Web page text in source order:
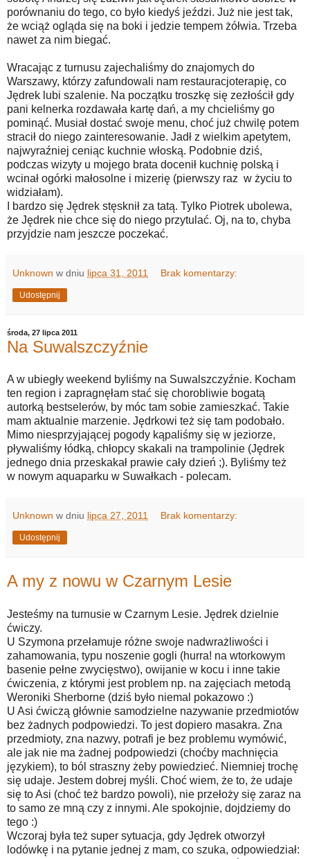
porównaniu do tego, co było kiedyś jeździ. Już nie jest tak,
że wciąż ogląda się na boki i jedzie tempem żółwia. Trzeba
nawet za nim biegać.
Wracając z turnusu zajechaliśmy do znajomych do
Warszawy, którzy zafundowali nam restauracjoterapię, co
Jędrek lubi szalenie. Na początku troszkę się zezłościł gdy
pani kelnerka rozdawała kartę dań, a my chcieliśmy go
pominąć. Musiał dostać swoje menu, choć już chwilę potem
stracił do niego zainteresowanie. Jadł z wielkim apetytem,
najwyraźniej ceniąc kuchnie włoską. Podobnie dziś,
podczas wizyty u mojego brata docenił kuchnię polską i
wcinał ogórki małosolne i mizerię (pierwszy raz w życiu to
widziałam).
I bardzo się Jędrek stęsknił za tatą. Tylko Piotrek ubolewa,
że Jędrek nie chce się do niego przytulać. Oj, na to, chyba
przyjdzie nam jeszcze poczekać.
Unknown w dniu lipca 31, 2011 Brak komentarzy:
Udostępnij
środa, 27 lipca 2011
Na Suwalszczyźnie
A w ubiegły weekend byliśmy na Suwalszczyźnie. Kocham
ten region i zapragnęłam stać się chorobliwie bogatą
autorką bestselerów, by móc tam sobie zamieszkać. Takie
mam aktualnie marzenie. Jędrkowi też się tam podobało.
Mimo niesprzyjającej pogody kąpaliśmy się w jeziorze,
pływaliśmy łódką, chłopcy skakali na trampolinie (Jędrek
jednego dnia przeskakał prawie cały dzień ;). Byliśmy też
w nowym aquaparku w Suwałkach - polecam.
Unknown w dniu lipca 27, 2011 Brak komentarzy:
Udostępnij
A my z nowu w Czarnym Lesie
Jesteśmy na turnusie w Czarnym Lesie. Jędrek dzielnie
ćwiczy.
U Szymona przełamuje różne swoje nadwrażliwości i
zahamowania, typu noszenie gogli (hurra! na wtorkowym
basenie pełne zwycięstwo), owijanie w kocu i inne takie
ćwiczenia, z którymi jest problem np. na zajęciach metodą
Weroniki Sherborne (dziś było niemal pokazowo :)
U Asi ćwiczą głównie samodzielne nazywanie przedmiotów
bez żadnych podpowiedzi. To jest dopiero masakra. Zna
przedmioty, zna nazwy, potrafi je bez problemu wymówić,
ale jak nie ma żadnej podpowiedzi (choćby machnięcia
językiem), to ból straszny żeby powiedzieć. Niemniej trochę
się udaje. Jestem dobrej myśli. Choć wiem, że to, że udaje
się to Asi (choć też bardzo powoli), nie przełoży się zaraz na
to samo ze mną czy z innymi. Ale spokojnie, dojdziemy do
tego :)
Wczoraj była też super sytuacja, gdy Jędrek otworzył
lodówkę i na pytanie jednej z mam, co szuka, odpowiedział: